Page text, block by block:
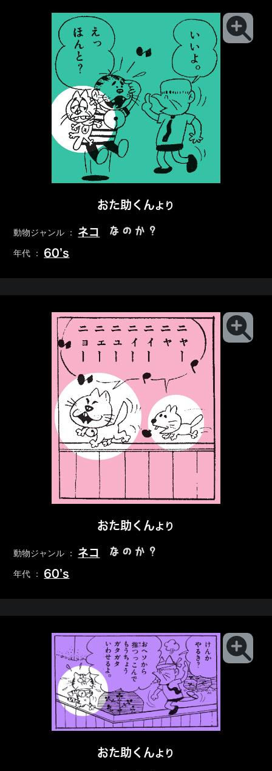
おた助くんより
動物ジャンル ： ネコ なのか？
年代 ： 60’s
おた助くんより
動物ジャンル ： ネコ なのか？
年代 ： 60’s
おた助くんより